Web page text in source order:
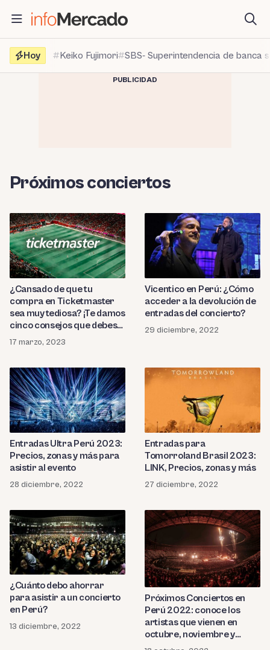
contenido
Hoy
Keiko Fujimori SBS- Superintendencia de banca
PUBLICIDAD
Próximos conciertos
¿Cansado de que tu
compra en Ticketmaster
sea muy tediosa? ¡Te damos
cinco consejos que debes
tener en cuenta al
momento de adquirir tu
17 marzo, 2023
Vicentico en Perú: ¿Cómo
acceder a la devolución de
entradas del concierto?
29 diciembre, 2022
Entradas Ultra Perú 2023:
Precios, zonas y más para
asistir al evento
28 diciembre, 2022
Entradas para
Tomorroland Brasil 2023:
LINK, Precios, zonas y más
27 diciembre, 2022
¿Cuánto debo ahorrar
para asistir a un concierto
en Perú?
13 diciembre, 2022
Próximos Conciertos en
Perú 2022: conoce los
artistas que vienen en
octubre, noviembre y
diciembre